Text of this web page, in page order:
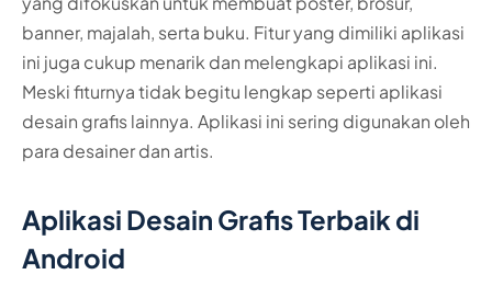
banner, majalah, serta buku. Fitur yang dimiliki aplikasi
ini juga cukup menarik dan melengkapi aplikasi ini.
Meski fiturnya tidak begitu lengkap seperti aplikasi
desain grafis lainnya. Aplikasi ini sering digunakan oleh
para desainer dan artis.
Aplikasi Desain Grafis Terbaik di
Android